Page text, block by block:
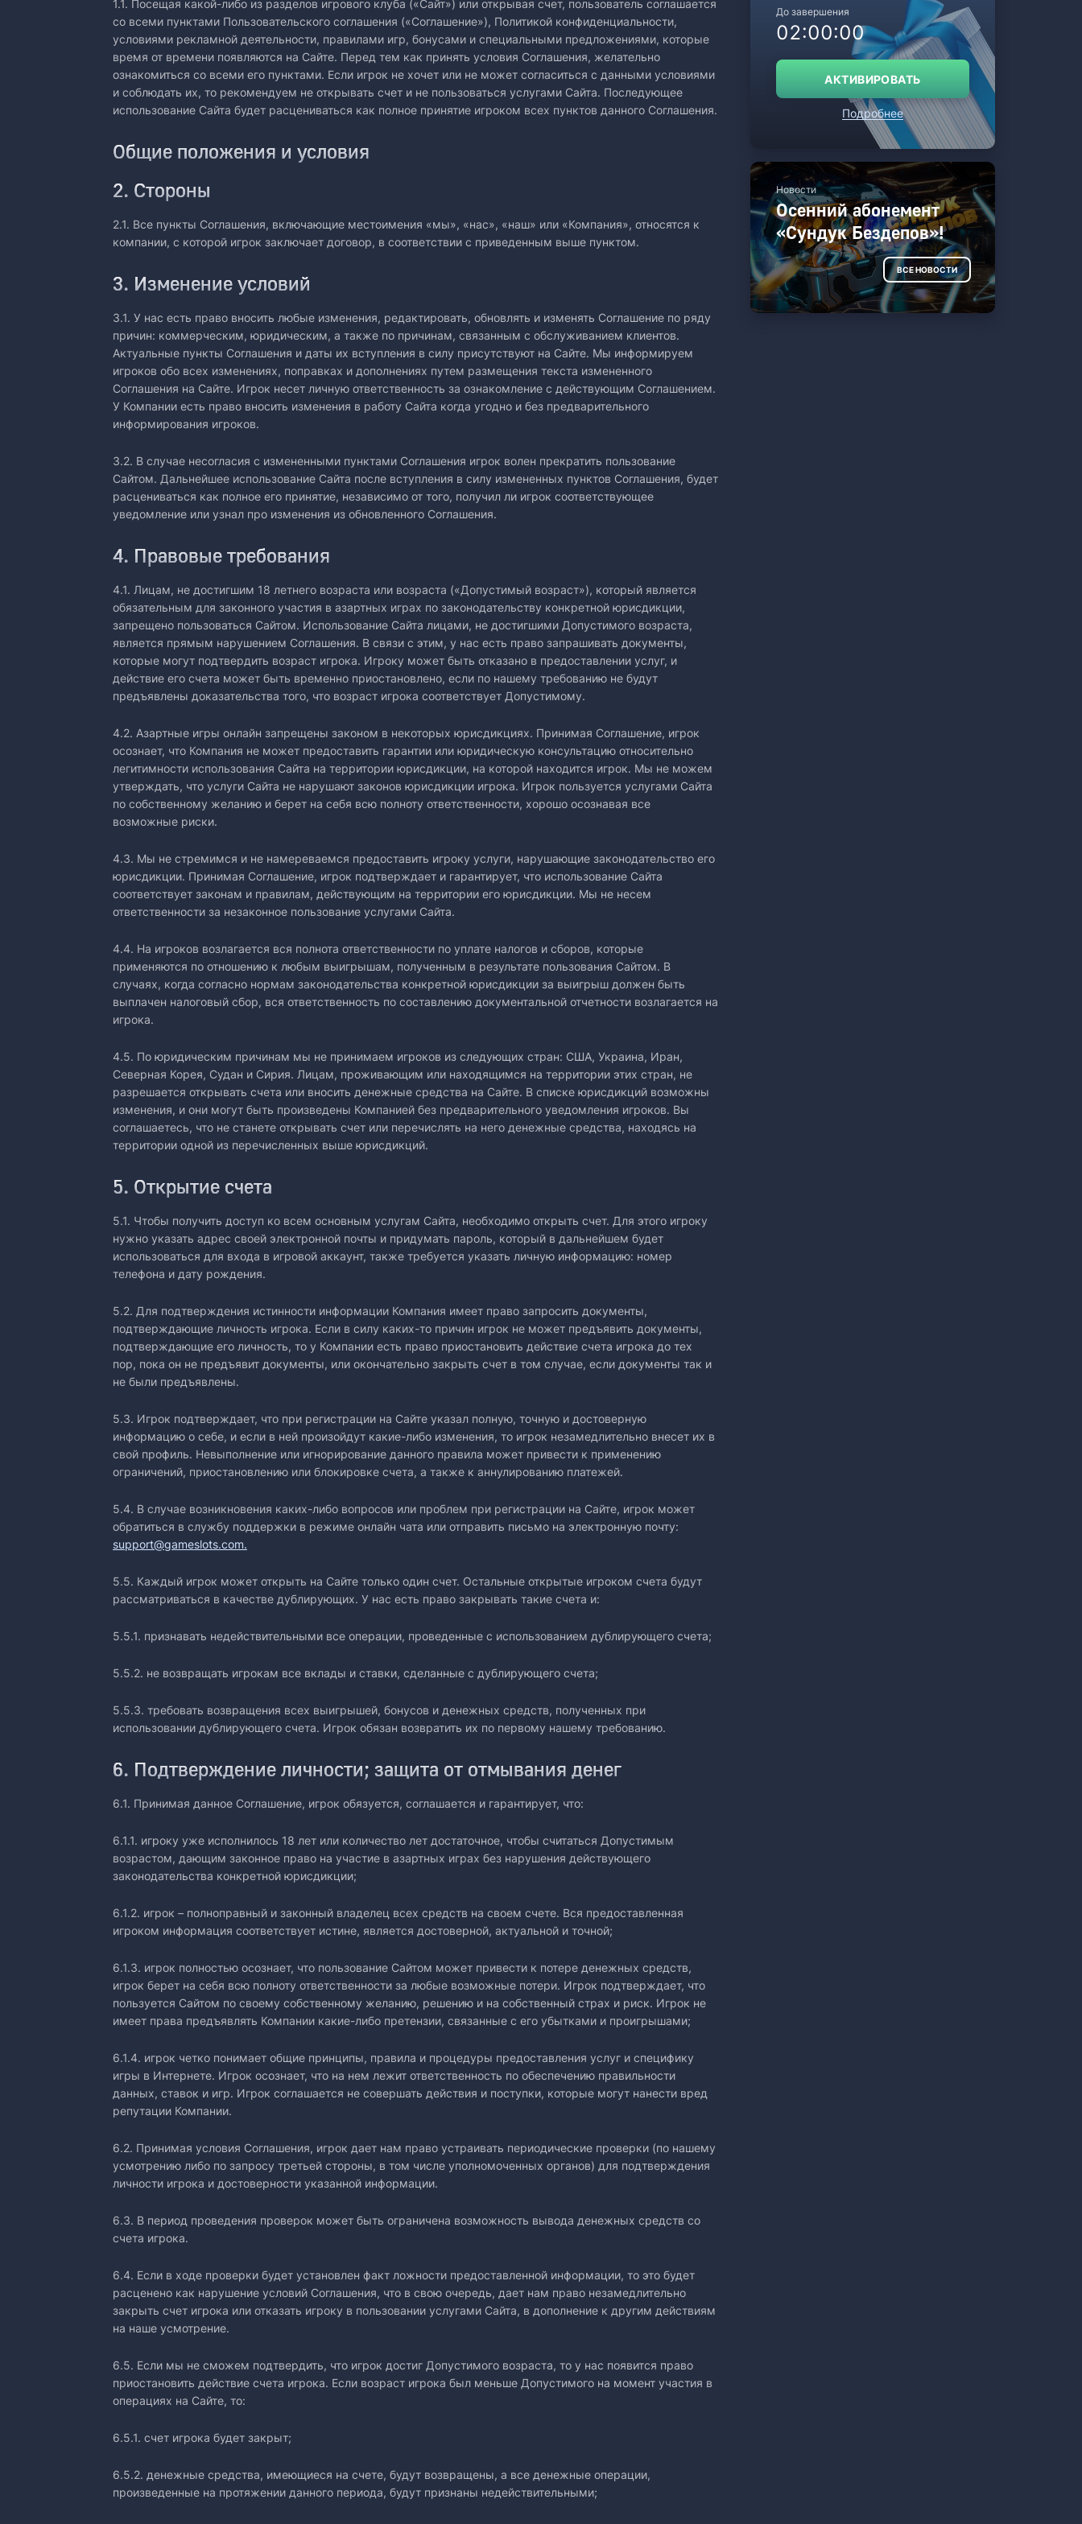
1.1. Посещая какой-либо из разделов игрового клуба («Сайт») или открывая счет, пользователь соглашается
со всеми пунктами Пользовательского соглашения («Соглашение»), Политикой конфиденциальности,
условиями рекламной деятельности, правилами игр, бонусами и специальными предложениями, которые
время от времени появляются на Сайте. Перед тем как принять условия Соглашения, желательно
ознакомиться со всеми его пунктами. Если игрок не хочет или не может согласиться с данными условиями
и соблюдать их, то рекомендуем не открывать счет и не пользоваться услугами Сайта. Последующее
использование Сайта будет расцениваться как полное принятие игроком всех пунктов данного Соглашения.
Общие положения и условия
2. Стороны
2.1. Все пункты Соглашения, включающие местоимения «мы», «нас», «наш» или «Компания», относятся к
компании, с которой игрок заключает договор, в соответствии с приведенным выше пунктом.
3. Изменение условий
3.1. У нас есть право вносить любые изменения, редактировать, обновлять и изменять Соглашение по ряду
причин: коммерческим, юридическим, а также по причинам, связанным с обслуживанием клиентов.
Актуальные пункты Соглашения и даты их вступления в силу присутствуют на Сайте. Мы информируем
игроков обо всех изменениях, поправках и дополнениях путем размещения текста измененного
Соглашения на Сайте. Игрок несет личную ответственность за ознакомление с действующим Соглашением.
У Компании есть право вносить изменения в работу Сайта когда угодно и без предварительного
информирования игроков.
3.2. В случае несогласия c измененными пунктами Соглашения игрок волен прекратить пользование
Сайтом. Дальнейшее использование Сайта после вступления в силу измененных пунктов Соглашения, будет
расцениваться как полное его принятие, независимо от того, получил ли игрок соответствующее
уведомление или узнал про изменения из обновленного Соглашения.
4. Правовые требования
4.1. Лицам, не достигшим 18 летнего возраста или возраста («Допустимый возраст»), который является
обязательным для законного участия в азартных играх по законодательству конкретной юрисдикции,
запрещено пользоваться Сайтом. Использование Сайта лицами, не достигшими Допустимого возраста,
является прямым нарушением Соглашения. В связи с этим, у нас есть право запрашивать документы,
которые могут подтвердить возраст игрока. Игроку может быть отказано в предоставлении услуг, и
действие его счета может быть временно приостановлено, если по нашему требованию не будут
предъявлены доказательства того, что возраст игрока соответствует Допустимому.
4.2. Азартные игры онлайн запрещены законом в некоторых юрисдикциях. Принимая Соглашение, игрок
осознает, что Компания не может предоставить гарантии или юридическую консультацию относительно
легитимности использования Сайта на территории юрисдикции, на которой находится игрок. Мы не можем
утверждать, что услуги Сайта не нарушают законов юрисдикции игрока. Игрок пользуется услугами Сайта
по собственному желанию и берет на себя всю полноту ответственности, хорошо осознавая все
возможные риски.
4.3. Мы не стремимся и не намереваемся предоставить игроку услуги, нарушающие законодательство его
юрисдикции. Принимая Соглашение, игрок подтверждает и гарантирует, что использование Сайта
соответствует законам и правилам, действующим на территории его юрисдикции. Мы не несем
ответственности за незаконное пользование услугами Сайта.
4.4. На игроков возлагается вся полнота ответственности по уплате налогов и сборов, которые
применяются по отношению к любым выигрышам, полученным в результате пользования Сайтом. В
случаях, когда согласно нормам законодательства конкретной юрисдикции за выигрыш должен быть
выплачен налоговый сбор, вся ответственность по составлению документальной отчетности возлагается на
игрока.
4.5. По юридическим причинам мы не принимаем игроков из следующих стран: США, Украина, Иран,
Северная Корея, Судан и Сирия. Лицам, проживающим или находящимся на территории этих стран, не
разрешается открывать счета или вносить денежные средства на Сайте. В списке юрисдикций возможны
изменения, и они могут быть произведены Компанией без предварительного уведомления игроков. Вы
соглашаетесь, что не станете открывать счет или перечислять на него денежные средства, находясь на
территории одной из перечисленных выше юрисдикций.
5. Открытие счета
5.1. Чтобы получить доступ ко всем основным услугам Сайта, необходимо открыть счет. Для этого игроку
нужно указать адрес своей электронной почты и придумать пароль, который в дальнейшем будет
использоваться для входа в игровой аккаунт, также требуется указать личную информацию: номер
телефона и дату рождения.
5.2. Для подтверждения истинности информации Компания имеет право запросить документы,
подтверждающие личность игрока. Если в силу каких-то причин игрок не может предъявить документы,
подтверждающие его личность, то у Компании есть право приостановить действие счета игрока до тех
пор, пока он не предъявит документы, или окончательно закрыть счет в том случае, если документы так и
не были предъявлены.
5.3. Игрок подтверждает, что при регистрации на Сайте указал полную, точную и достоверную
информацию о себе, и если в ней произойдут какие-либо изменения, то игрок незамедлительно внесет их в
свой профиль. Невыполнение или игнорирование данного правила может привести к применению
ограничений, приостановлению или блокировке счета, а также к аннулированию платежей.
5.4. В случае возникновения каких-либо вопросов или проблем при регистрации на Сайте, игрок может
обратиться в службу поддержки в режиме онлайн чата или отправить письмо на электронную почту:
support@gameslots.com.
5.5. Каждый игрок может открыть на Сайте только один счет. Остальные открытые игроком счета будут
рассматриваться в качестве дублирующих. У нас есть право закрывать такие счета и:
5.5.1. признавать недействительными все операции, проведенные с использованием дублирующего счета;
5.5.2. не возвращать игрокам все вклады и ставки, сделанные с дублирующего счета;
5.5.3. требовать возвращения всех выигрышей, бонусов и денежных средств, полученных при
использовании дублирующего счета. Игрок обязан возвратить их по первому нашему требованию.
6. Подтверждение личности; защита от отмывания денег
6.1. Принимая данное Соглашение, игрок обязуется, соглашается и гарантирует, что:
6.1.1. игроку уже исполнилось 18 лет или количество лет достаточное, чтобы считаться Допустимым
возрастом, дающим законное право на участие в азартных играх без нарушения действующего
законодательства конкретной юрисдикции;
6.1.2. игрок – полноправный и законный владелец всех средств на своем счете. Вся предоставленная
игроком информация соответствует истине, является достоверной, актуальной и точной;
6.1.3. игрок полностью осознает, что пользование Сайтом может привести к потере денежных средств,
игрок берет на себя всю полноту ответственности за любые возможные потери. Игрок подтверждает, что
пользуется Сайтом по своему собственному желанию, решению и на собственный страх и риск. Игрок не
имеет права предъявлять Компании какие-либо претензии, связанные с его убытками и проигрышами;
6.1.4. игрок четко понимает общие принципы, правила и процедуры предоставления услуг и специфику
игры в Интернете. Игрок осознает, что на нем лежит ответственность по обеспечению правильности
данных, ставок и игр. Игрок соглашается не совершать действия и поступки, которые могут нанести вред
репутации Компании.
6.2. Принимая условия Соглашения, игрок дает нам право устраивать периодические проверки (по нашему
усмотрению либо по запросу третьей стороны, в том числе уполномоченных органов) для подтверждения
личности игрока и достоверности указанной информации.
6.3. В период проведения проверок может быть ограничена возможность вывода денежных средств со
счета игрока.
6.4. Если в ходе проверки будет установлен факт ложности предоставленной информации, то это будет
расценено как нарушение условий Соглашения, что в свою очередь, дает нам право незамедлительно
закрыть счет игрока или отказать игроку в пользовании услугами Сайта, в дополнение к другим действиям
на наше усмотрение.
6.5. Если мы не сможем подтвердить, что игрок достиг Допустимого возраста, то у нас появится право
приостановить действие счета игрока. Если возраст игрока был меньше Допустимого на момент участия в
операциях на Сайте, то:
6.5.1. счет игрока будет закрыт;
6.5.2. денежные средства, имеющиеся на счете, будут возвращены, а все денежные операции,
произведенные на протяжении данного периода, будут признаны недействительными;
До завершения
02:00:00
АКТИВИРОВАТЬ
Подробнее
Новости
Осенний абонемент
«Сундук Бездепов»!
ВСЕ НОВОСТИ